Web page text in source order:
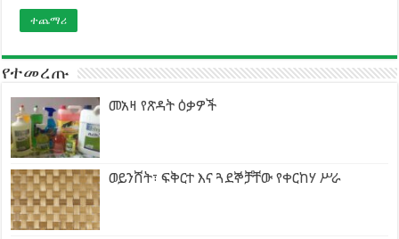
ተጨማሪ
የተመረጡ
መአዛ የጽዳት ዕቃዎች
ወይንሸት፣ ፍቅርተ እና ጓደኞቻቸው የቀርከሃ ሥራ